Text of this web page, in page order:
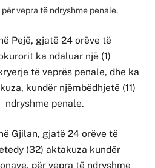
vepra të ndryshme penale.
Pejë, gjatë 24 orëve të
ka ndaluar një (1)
të veprës penale, dhe ka
kundër njëmbëdhjetë (11)
ndryshme penale.
Gjilan, gjatë 24 orëve të
(32) aktakuza kundër
për vepra të ndryshme